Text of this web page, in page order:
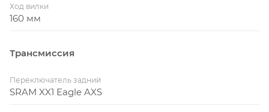
Ход вилки
160 мм
Трансмиссия
Переключатель задний
SRAM XX1 Eagle AXS